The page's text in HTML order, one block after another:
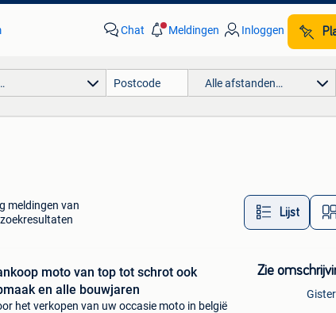
Chat Meldingen Inloggen
Alle afstanden…
meldingen van
Lijst
moto van top tot schrot ook
en alle bouwjaren
het verkopen van uw occasie moto in belgië
Zie